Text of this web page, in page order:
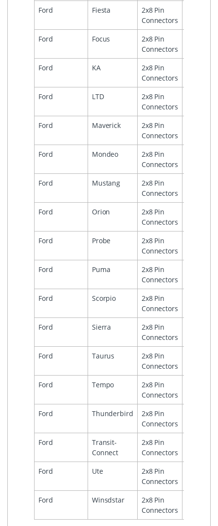
Ford Fiesta
2x8 Pin
Connectors
Ford Focus
2x8 Pin
Connectors
Ford KA
2x8 Pin
Connectors
Ford LTD
2x8 Pin
Connectors
Ford Maverick
2x8 Pin
Connectors
Ford Mondeo
2x8 Pin
Connectors
Ford Mustang
2x8 Pin
Connectors
Ford Orion
2x8 Pin
Connectors
Ford Probe
2x8 Pin
Connectors
Ford Puma
2x8 Pin
Connectors
Ford Scorpio
2x8 Pin
Connectors
Ford Sierra
2x8 Pin
Connectors
Ford Taurus
2x8 Pin
Connectors
Ford Tempo
2x8 Pin
Connectors
Ford Thunderbird
2x8 Pin
Connectors
Ford
Transit-
Connect
2x8 Pin
Connectors
Ford Ute
2x8 Pin
Connectors
Ford Winsdstar
2x8 Pin
Connectors